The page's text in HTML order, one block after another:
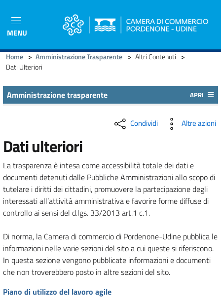
contenuto
MENU
Home > Amministrazione Trasparente > Altri Contenuti >
Dati Ulteriori
Amministrazione trasparente APRI
Condividi Altre azioni
Dati ulteriori
La trasparenza è intesa come accessibilità totale dei dati e
documenti detenuti dalle Pubbliche Amministrazioni allo scopo di
tutelare i diritti dei cittadini, promuovere la partecipazione degli
interessati all’attività amministrativa e favorire forme diffuse di
controllo ai sensi del d.lgs. 33/2013 art.1 c.1.
Di norma, la Camera di commercio di Pordenone-Udine pubblica le
informazioni nelle varie sezioni del sito a cui queste si riferiscono.
In questa sezione vengono pubblicate informazioni e documenti
che non troverebbero posto in altre sezioni del sito.
Piano di utilizzo del lavoro agile